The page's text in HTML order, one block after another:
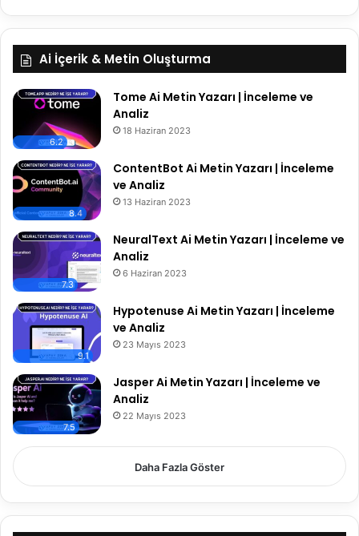
Ai İçerik & Metin Oluşturma
6.2
Tome Ai Metin Yazarı | İnceleme ve
Analiz
18 Haziran 2023
8.4
ContentBot Ai Metin Yazarı | İnceleme
ve Analiz
13 Haziran 2023
7.3
NeuralText Ai Metin Yazarı | İnceleme ve
Analiz
6 Haziran 2023
9.1
Hypotenuse Ai Metin Yazarı | İnceleme
ve Analiz
23 Mayıs 2023
7.5
Jasper Ai Metin Yazarı | İnceleme ve
Analiz
22 Mayıs 2023
Daha Fazla Göster